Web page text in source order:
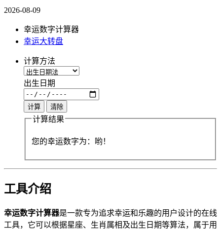
2026-08-09
幸运数字计算器
幸运大转盘
计算方法
出生日期
计算 清除
计算结果
您的幸运数字为： 哟！
工具介绍
幸运数字计算器是一款专为追求幸运和乐趣的用户设计的在线
工具，它可以根据星座、生肖属相及出生日期等算法，属于用